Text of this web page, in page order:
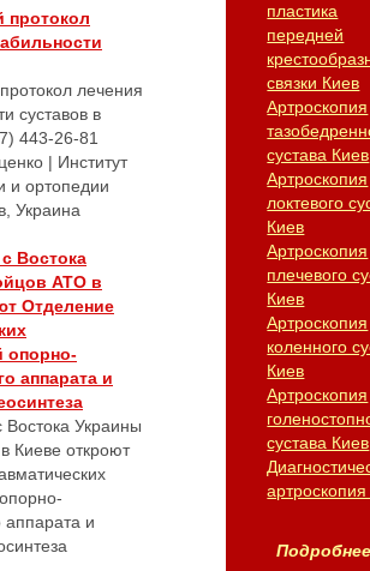
протокол
лечения
суставов в
443-26-81
| Институт
и ортопедии
Украина
Востока
АТО в
Отделение
опорно-
аппарата и
Востока Украины
Киеве откроют
аппарата и
пластика
передней
связки Киев
Артроскопия
сустава Киев
Артроскопия
локтевого
Киев
Артроскопия
плечевого
Киев
Артроскопия
коленного
Киев
Артроскопия
сустава Киев